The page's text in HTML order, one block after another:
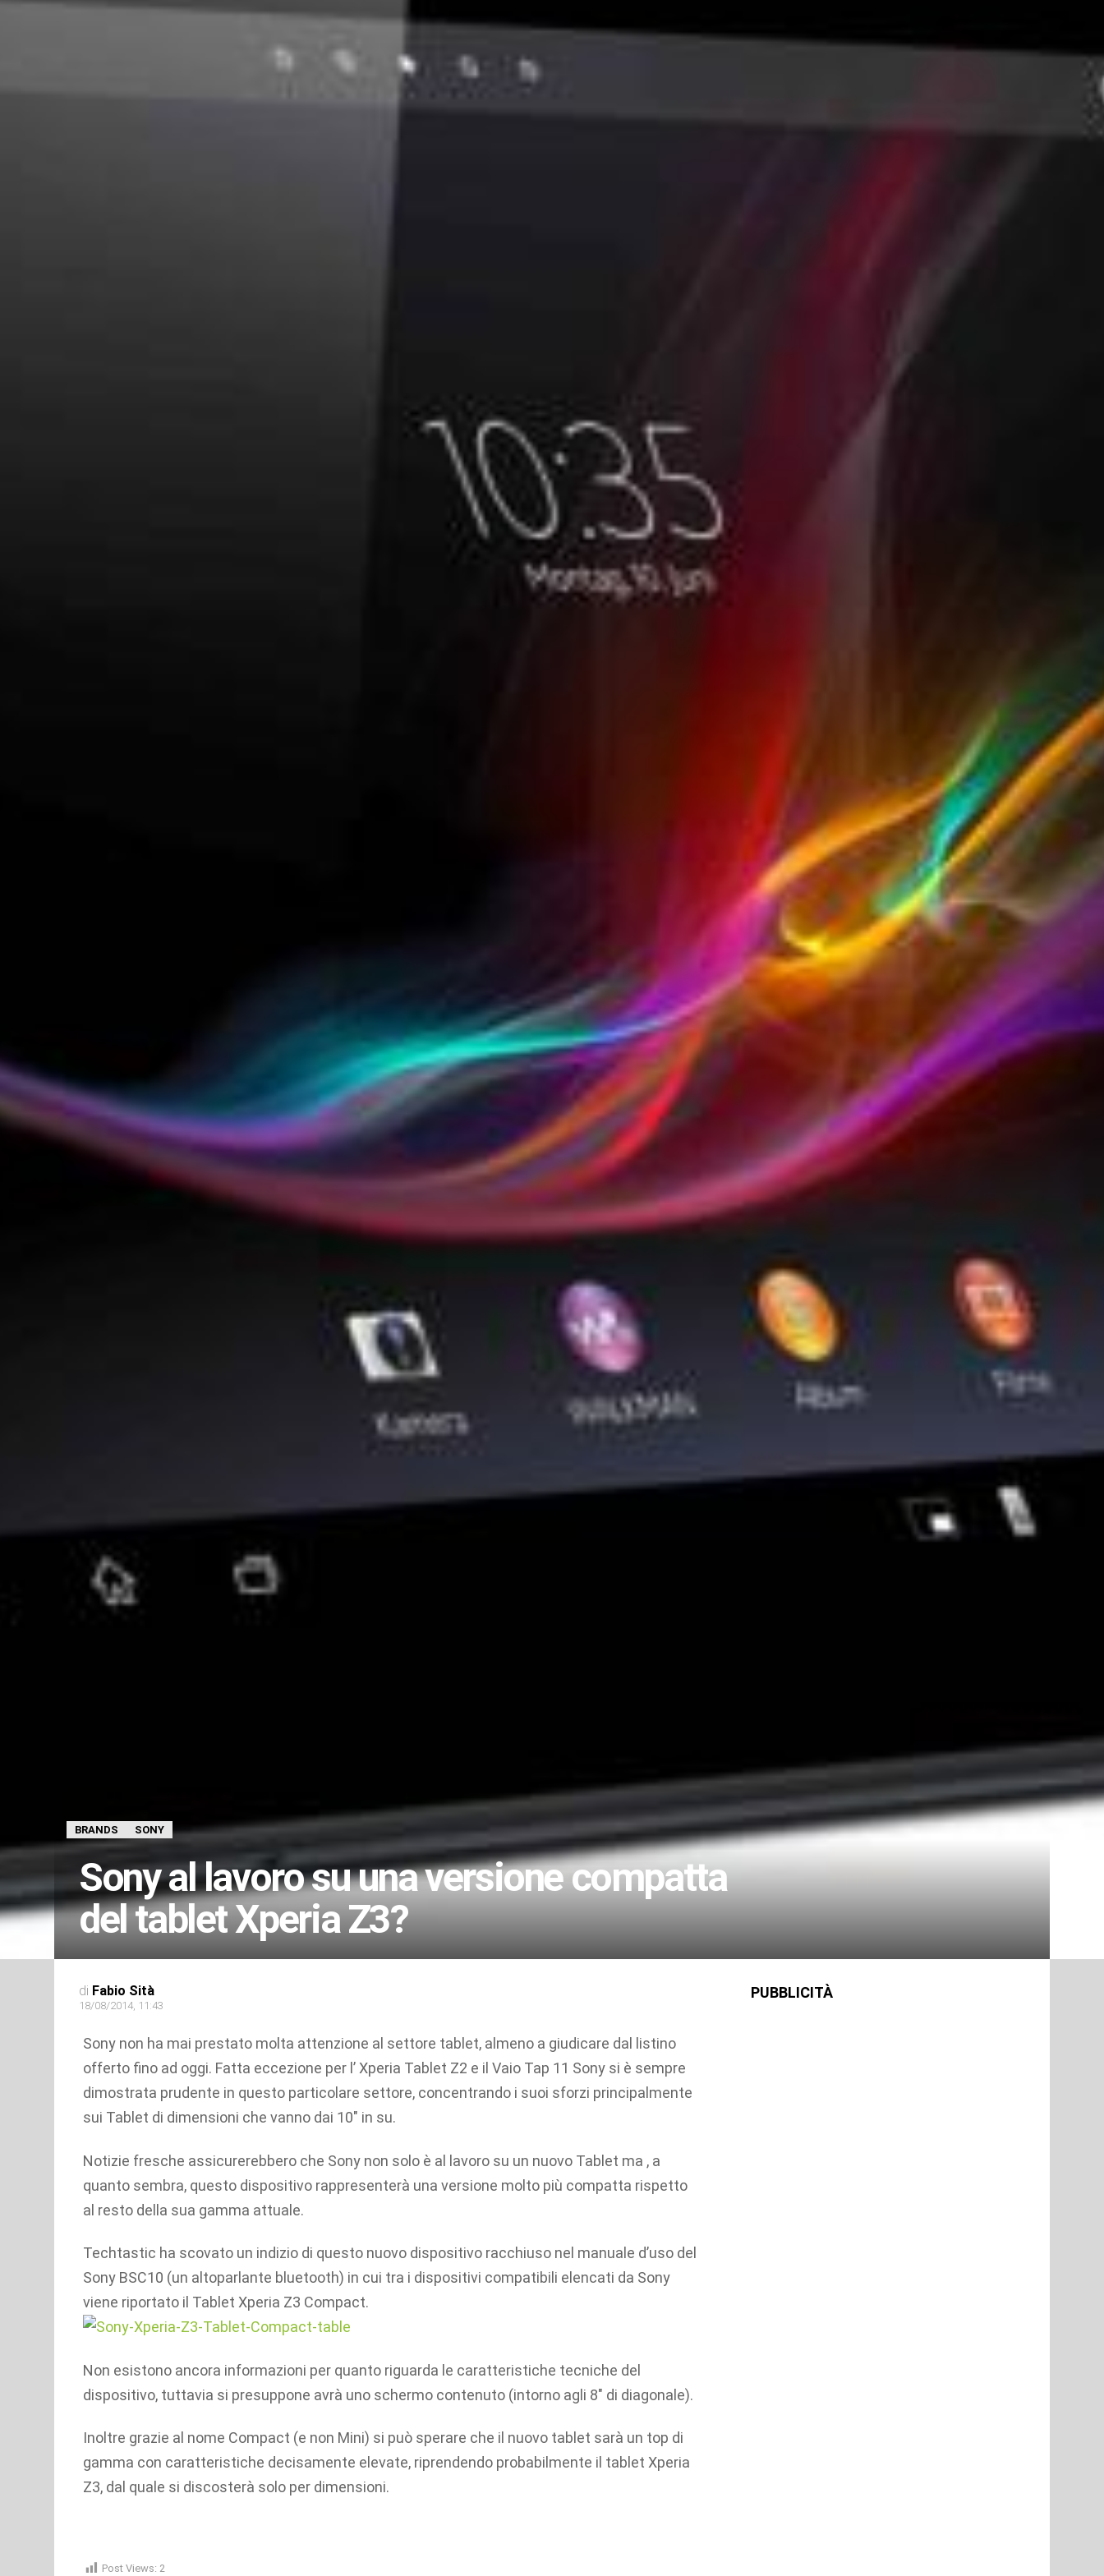
BRANDS SONY
Sony al lavoro su una versione compatta
del tablet Xperia Z3?
di Fabio Sità
18/08/2014, 11:43
Sony non ha mai prestato molta attenzione al settore tablet, almeno a giudicare dal listino
offerto fino ad oggi. Fatta eccezione per l’ Xperia Tablet Z2 e il Vaio Tap 11 Sony si è sempre
dimostrata prudente in questo particolare settore, concentrando i suoi sforzi principalmente
sui Tablet di dimensioni che vanno dai 10″ in su.
Notizie fresche assicurerebbero che Sony non solo è al lavoro su un nuovo Tablet ma , a
quanto sembra, questo dispositivo rappresenterà una versione molto più compatta rispetto
al resto della sua gamma attuale.
Techtastic ha scovato un indizio di questo nuovo dispositivo racchiuso nel manuale d’uso del
Sony BSC10 (un altoparlante bluetooth) in cui tra i dispositivi compatibili elencati da Sony
viene riportato il Tablet Xperia Z3 Compact.
Non esistono ancora informazioni per quanto riguarda le caratteristiche tecniche del
dispositivo, tuttavia si presuppone avrà uno schermo contenuto (intorno agli 8″ di diagonale).
Inoltre grazie al nome Compact (e non Mini) si può sperare che il nuovo tablet sarà un top di
gamma con caratteristiche decisamente elevate, riprendendo probabilmente il tablet Xperia
Z3, dal quale si discosterà solo per dimensioni.
Post Views: 2
PUBBLICITÀ